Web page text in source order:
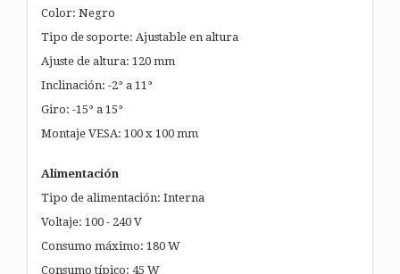
Color: Negro
Tipo de soporte: Ajustable en altura
Ajuste de altura: 120 mm
Inclinación: -2° a 11°
Giro: -15° a 15°
Montaje VESA: 100 x 100 mm
Alimentación
Tipo de alimentación: Interna
Voltaje: 100 - 240 V
Consumo máximo: 180 W
Consumo típico: 45 W